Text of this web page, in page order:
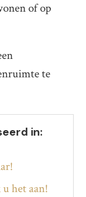
of op
te
in:
het aan!